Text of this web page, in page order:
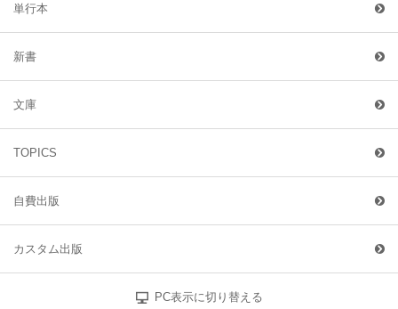
単行本
新書
文庫
TOPICS
自費出版
カスタム出版
PC表示に切り替える